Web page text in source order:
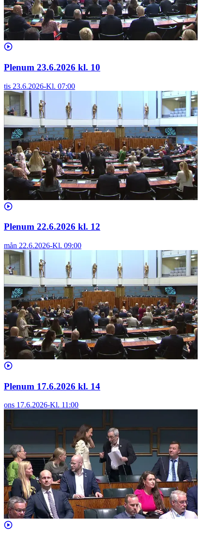
Plenum 23.6.2026 kl. 10
tis 23.6.2026-Kl. 07:00
Plenum 22.6.2026 kl. 12
mån 22.6.2026-Kl. 09:00
Plenum 17.6.2026 kl. 14
ons 17.6.2026-Kl. 11:00